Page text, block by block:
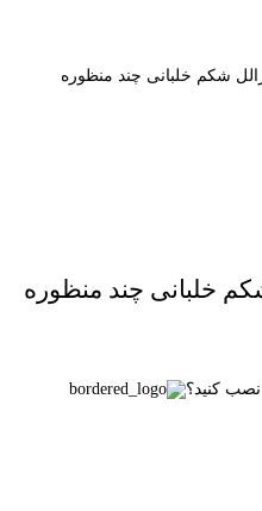
خلبانی چند منظوره
کنید؟